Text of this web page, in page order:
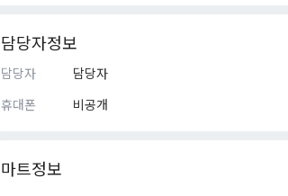
담당자정보
담당자
담당자
휴대폰
비공개
마트정보